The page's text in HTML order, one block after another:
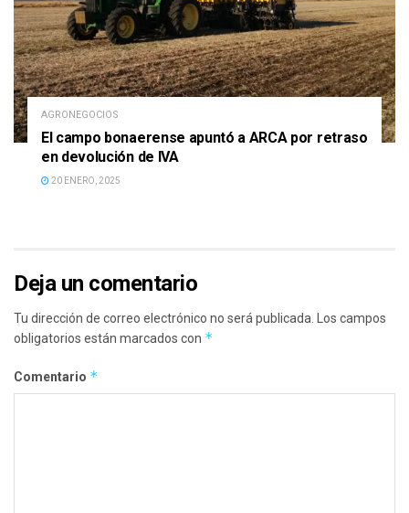
AGRONEGOCIOS
El campo bonaerense apuntó a ARCA por retraso
en devolución de IVA
20 ENERO, 2025
Deja un comentario
Tu dirección de correo electrónico no será publicada.
Los campos
obligatorios están marcados con *
Comentario *